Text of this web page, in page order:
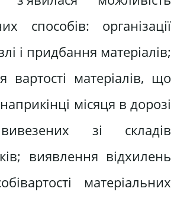
способів: організації
і придбання матеріалів;
вартості матеріалів, що
місяця в дорозі
зі складів
виявлення відхилень
матеріальних